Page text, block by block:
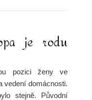
je rodu
pozici ženy ve
vedení domácnosti.
stejně. Původní